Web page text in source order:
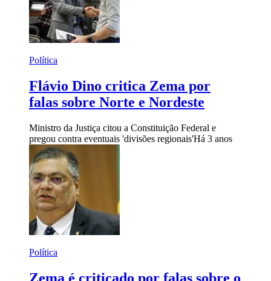
Política
Flávio Dino critica Zema por
falas sobre Norte e Nordeste
Ministro da Justiça citou a Constituição Federal e
pregou contra eventuais 'divisões regionais'Há 3 anos
Política
Zema é criticado por falas sobre o